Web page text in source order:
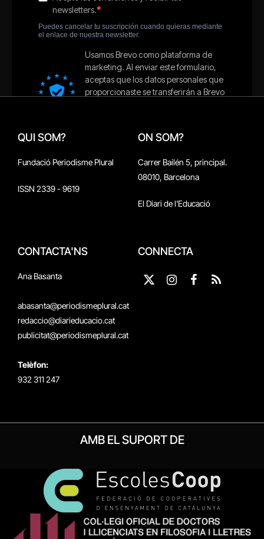
QUI SOM?
Fundació Periodisme Plural
ISSN 2339 - 9619
ON SOM?
Carrer Bailén 5, principal.
08010, Barcelona
El Diari de l'Educació
CONTACTA'NS
Ana Basanta
abasanta@periodismeplural.cat
redaccio@diarieducacio.cat
publicitat@periodismeplural.cat
Telèfon:
932 311 247
CONNECTA
X
Instagram
Facebook
RSS
AMB EL SUPORT DE